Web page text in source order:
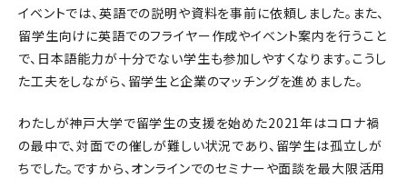
イベントでは、英語での説明や資料を事前に依頼しました。また、
留学生向けに英語でのフライヤー作成やイベント案内を行うこと
で、日本語能力が十分でない学生も参加しやすくなります。こうし
た工夫をしながら、留学生と企業のマッチングを進めました。
わたしが神戸大学で留学生の支援を始めた2021年はコロナ禍
の最中で、対面での催しが難しい状況であり、留学生は孤立しが
ちでした。ですから、オンラインでのセミナーや面談を最大限活用